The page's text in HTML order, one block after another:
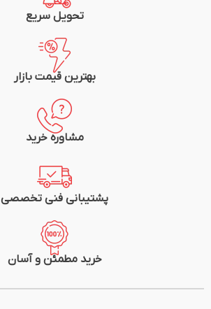
تحویل سریع
بهترین قیمت بازار
مشاوره خرید
پشتیبانی فنی تخصصی
خرید مطمئن و آسان